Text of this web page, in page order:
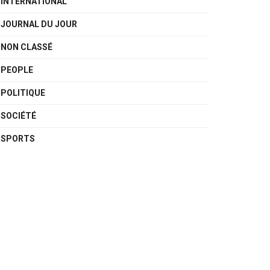
JOURNAL DU JOUR
NON CLASSÉ
PEOPLE
POLITIQUE
SOCIÉTÉ
SPORTS